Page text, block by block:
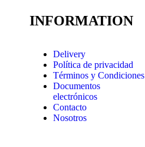
INFORMATION
Delivery
Política de privacidad
Términos y Condiciones
Documentos
electrónicos
Contacto
Nosotros